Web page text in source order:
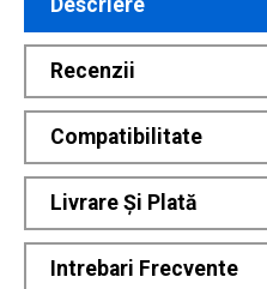
Descriere
Recenzii
Compatibilitate
Livrare Și Plată
Intrebari Frecvente